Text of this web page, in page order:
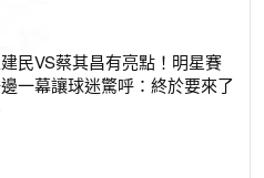
民VS蔡其昌有亮點！明星賽
一幕讓球迷驚呼：終於要來了